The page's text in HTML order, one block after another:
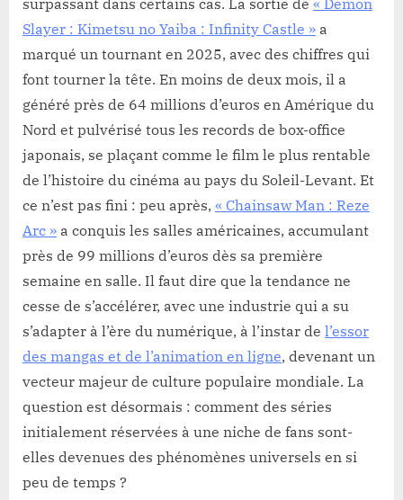
Slayer : Kimetsu no Yaiba : Infinity Castle » a
marqué un tournant en 2025, avec des chiffres qui
font tourner la tête. En moins de deux mois, il a
généré près de 64 millions d’euros en Amérique du
Nord et pulvérisé tous les records de box-office
japonais, se plaçant comme le film le plus rentable
de l’histoire du cinéma au pays du Soleil-Levant. Et
ce n’est pas fini : peu après, « Chainsaw Man : Reze
Arc » a conquis les salles américaines, accumulant
près de 99 millions d’euros dès sa première
semaine en salle. Il faut dire que la tendance ne
cesse de s’accélérer, avec une industrie qui a su
s’adapter à l’ère du numérique, à l’instar de l’essor
des mangas et de l’animation en ligne, devenant un
vecteur majeur de culture populaire mondiale. La
question est désormais : comment des séries
initialement réservées à une niche de fans sont-
elles devenues des phénomènes universels en si
peu de temps ?